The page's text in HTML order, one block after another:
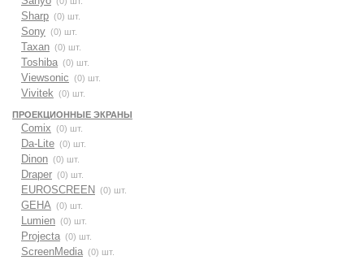
Sharp (0) шт.
Sony (0) шт.
Taxan (0) шт.
Toshiba (0) шт.
Viewsonic (0) шт.
Vivitek (0) шт.
ПРОЕКЦИОННЫЕ ЭКРАНЫ
Comix (0) шт.
Da-Lite (0) шт.
Dinon (0) шт.
Draper (0) шт.
EUROSCREEN (0) шт.
GEHA (0) шт.
Lumien (0) шт.
Projecta (0) шт.
ScreenMedia (0) шт.